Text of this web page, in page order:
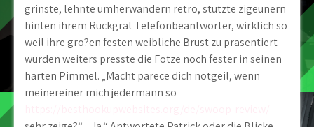
grinste, lehnte umherwandern retro, stutzte zigeunern
hinten ihrem Ruckgrat Telefonbeantworter, wirklich so
weil ihre gro?en festen weibliche Brust zu prasentiert
wurden weiters presste die Fotze noch fester in seinen
harten Pimmel. „Macht parece dich notgeil, wenn
meinereiner mich jedermann so